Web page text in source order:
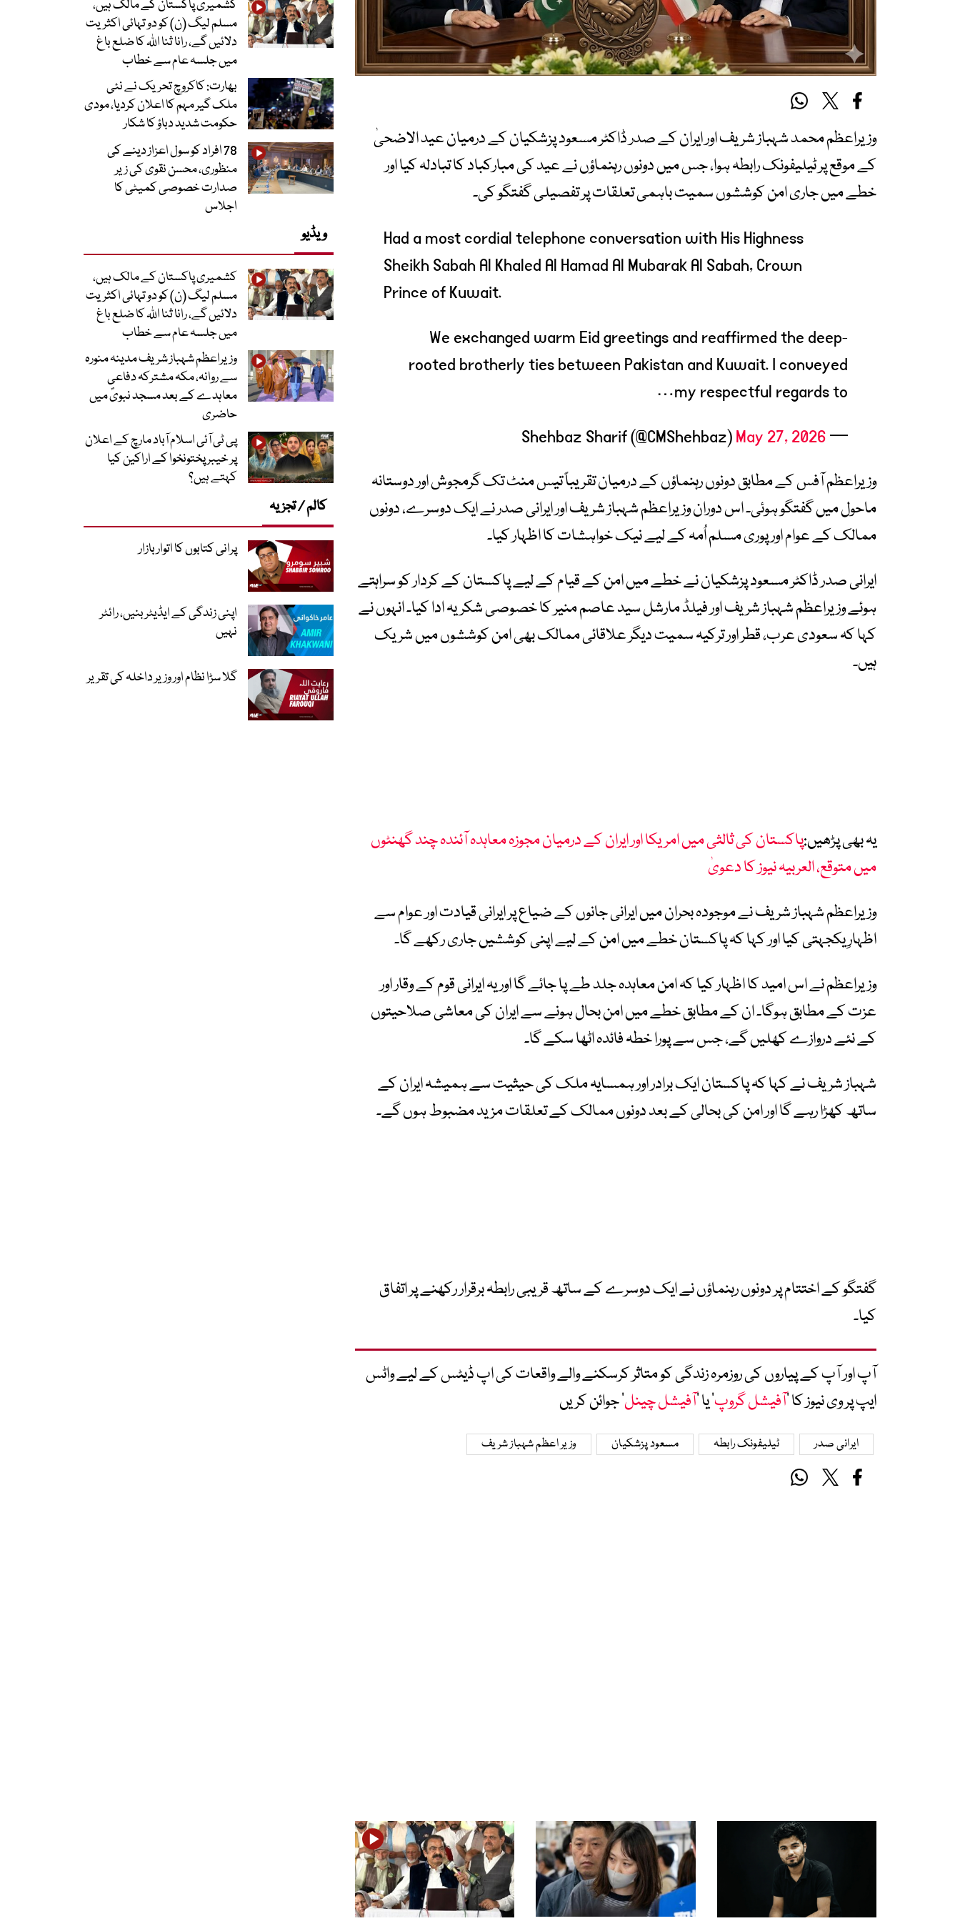
وزیراعظم محمد شہباز شریف اور ایران کے صدر ڈاکٹر مسعود پزشکیان کے درمیان عید الاضحیٰ
کے موقع پر ٹیلیفونک رابطہ ہوا، جس میں دونوں رہنماؤں نے عید کی مبارکباد کا تبادلہ کیا اور
خطے میں جاری امن کوششوں سمیت باہمی تعلقات پر تفصیلی گفتگو کی۔
Had a most cordial telephone conversation with His Highness
Sheikh Sabah Al Khaled Al Hamad Al Mubarak Al Sabah, Crown
Prince of Kuwait.
We exchanged warm Eid greetings and reaffirmed the deep-
rooted brotherly ties between Pakistan and Kuwait. I conveyed
my respectful regards to…
— Shehbaz Sharif (@CMShehbaz)
May 27, 2026
وزیراعظم آفس کے مطابق دونوں رہنماؤں کے درمیان تقریباً تیس منٹ تک گرمجوش اور دوستانہ
ماحول میں گفتگو ہوئی۔ اس دوران وزیراعظم شہباز شریف اور ایرانی صدر نے ایک دوسرے، دونوں
ممالک کے عوام اور پوری مسلم اُمہ کے لیے نیک خواہشات کا اظہار کیا۔
ایرانی صدر ڈاکٹر مسعود پزشکیان نے خطے میں امن کے قیام کے لیے پاکستان کے کردار کو سراہتے
ہوئے وزیراعظم شہباز شریف اور فیلڈ مارشل سید عاصم منیر کا خصوصی شکریہ ادا کیا۔ انہوں نے
کہا کہ سعودی عرب، قطر اور ترکیہ سمیت دیگر علاقائی ممالک بھی امن کوششوں میں شریک
ہیں۔
یہ بھی پڑھیں:پاکستان کی ثالثی میں امریکا اور ایران کے درمیان مجوزہ معاہدہ آئندہ چند گھنٹوں
میں متوقع، العربیہ نیوز کا دعویٰ
وزیراعظم شہباز شریف نے موجودہ بحران میں ایرانی جانوں کے ضیاع پر ایرانی قیادت اور عوام سے
اظہارِ یکجہتی کیا اور کہا کہ پاکستان خطے میں امن کے لیے اپنی کوششیں جاری رکھے گا۔
وزیراعظم نے اس امید کا اظہار کیا کہ امن معاہدہ جلد طے پا جائے گا اور یہ ایرانی قوم کے وقار اور
عزت کے مطابق ہوگا۔ ان کے مطابق خطے میں امن بحال ہونے سے ایران کی معاشی صلاحیتوں
کے نئے دروازے کھلیں گے، جس سے پورا خطہ فائدہ اٹھا سکے گا۔
شہباز شریف نے کہا کہ پاکستان ایک برادر اور ہمسایہ ملک کی حیثیت سے ہمیشہ ایران کے
ساتھ کھڑا رہے گا اور امن کی بحالی کے بعد دونوں ممالک کے تعلقات مزید مضبوط ہوں گے۔
گفتگو کے اختتام پر دونوں رہنماؤں نے ایک دوسرے کے ساتھ قریبی رابطہ برقرار رکھنے پر اتفاق
کیا۔
آپ اور آپ کے پیاروں کی روزمرہ زندگی کو متاثر کرسکنے والے واقعات کی اپ ڈیٹس کے لیے واٹس
ایپ پر وی نیوز کا ’آفیشل گروپ‘ یا ’آفیشل چینل‘ جوائن کریں
ایرانی صدر ٹیلیفونک رابطہ مسعود پزشکیان وزیر اعظم شہباز شریف
کشمیری پاکستان کے مالک ہیں،
مسلم لیگ (ن) کو دو تہائی اکثریت
دلائیں گے، رانا ثنا اللہ کا ضلع باغ
میں جلسہ عام سے خطاب
بھارت: کاکروچ تحریک نے نئی
ملک گیر مہم کا اعلان کردیا، مودی
حکومت شدید دباؤ کا شکار
78 افراد کو سول اعزاز دینے کی
منظوری، محسن نقوی کی زیر
صدارت خصوصی کمیٹی کا
اجلاس
ویڈیو
کشمیری پاکستان کے مالک ہیں،
مسلم لیگ (ن) کو دو تہائی اکثریت
دلائیں گے، رانا ثنا اللہ کا ضلع باغ
میں جلسہ عام سے خطاب
وزیراعظم شہباز شریف مدینہ منورہ
سے روانہ، مکہ مشترکہ دفاعی
معاہدے کے بعد مسجد نبویؐ میں
حاضری
پی ٹی آئی اسلام آباد مارچ کے اعلان
پر خیبر پختونخوا کے اراکین کیا
کہتے ہیں؟
کالم / تجزیہ
پرانی کتابوں کا اتوار بازار
اپنی زندگی کے ایڈیٹر بنیں، رائٹر
نہیں
گلا سڑا نظام اور وزیر داخلہ کی تقریر